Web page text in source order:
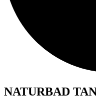
NATURBAD